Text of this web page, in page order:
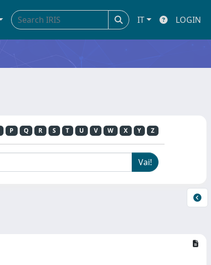
IT LOGIN
P Q R S T U V W X Y Z